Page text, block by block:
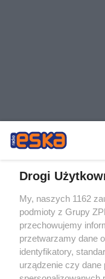
Żaden utwór
rozpowszechniany lub
tym także elektroniczny
eksploatacji w
Internecie bez pisemnej
wykorzystanie utworów w
tzn. bez właściwej zgody,
ścigane prawnie.
Drogi
My, naszych 1162
podmioty z Grupy
przechowujemy
przetwarzamy dane
identyfikatory,
urządzenie czy dane